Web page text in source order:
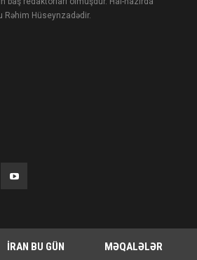
Rəhim Hüseynzadədir.
İRAN BU GÜN MƏQALƏLƏR